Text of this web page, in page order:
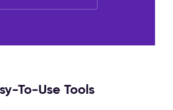
To-Use Tools